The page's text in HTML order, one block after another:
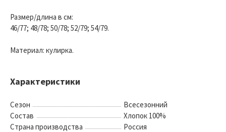
Размер/длина в см:
46/77; 48/78; 50/78; 52/79; 54/79.
Материал: кулирка.
Характеристики
Сезон
Всесезонний
Состав
Хлопок 100%
Страна производства
Россия